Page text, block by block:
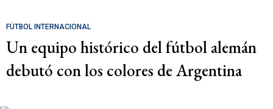
FÚTBOL INTERNACIONAL
Un equipo histórico del fútbol alemán
debutó con los colores de Argentina